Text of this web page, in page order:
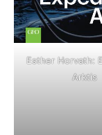
Esther Horvath:
Arktis